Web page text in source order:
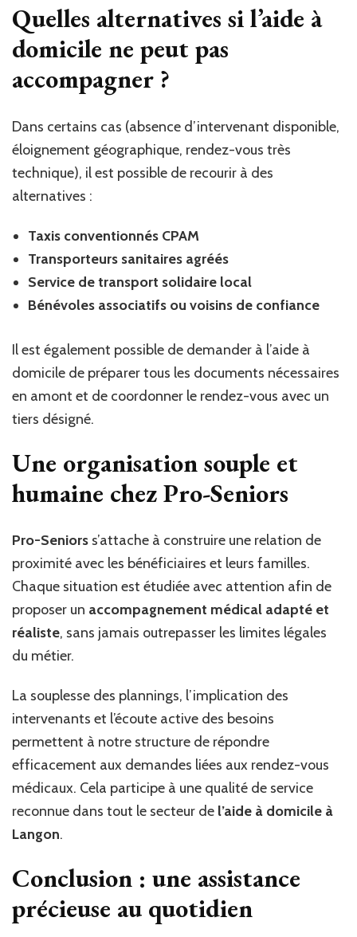
Quelles alternatives si l’aide à
domicile ne peut pas
accompagner ?
Dans certains cas (absence d’intervenant disponible,
éloignement géographique, rendez-vous très
technique), il est possible de recourir à des
alternatives :
Taxis conventionnés CPAM
Transporteurs sanitaires agréés
Service de transport solidaire local
Bénévoles associatifs ou voisins de confiance
Il est également possible de demander à l’aide à
domicile de préparer tous les documents nécessaires
en amont et de coordonner le rendez-vous avec un
tiers désigné.
Une organisation souple et
humaine chez Pro-Seniors
Pro-Seniors s’attache à construire une relation de
proximité avec les bénéficiaires et leurs familles.
Chaque situation est étudiée avec attention afin de
proposer un accompagnement médical adapté et
réaliste, sans jamais outrepasser les limites légales
du métier.
La souplesse des plannings, l’implication des
intervenants et l’écoute active des besoins
permettent à notre structure de répondre
efficacement aux demandes liées aux rendez-vous
médicaux. Cela participe à une qualité de service
reconnue dans tout le secteur de l’aide à domicile à
Langon.
Conclusion : une assistance
précieuse au quotidien